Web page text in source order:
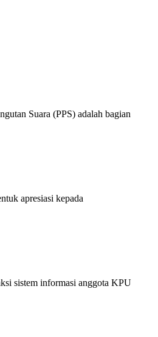
Suara (PPS) adalah bagian
apresiasi kepada
sistem informasi anggota KPU